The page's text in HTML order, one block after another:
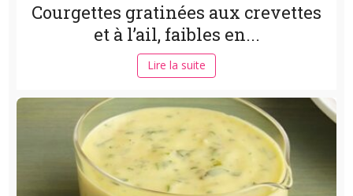
Courgettes gratinées aux crevettes
et à l’ail, faibles en...
Lire la suite